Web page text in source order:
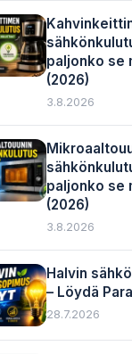
paljonko se
(2026)
3.8.2026
paljonko se
(2026)
3.8.2026
Halvin
– Löydä
28.7.2026